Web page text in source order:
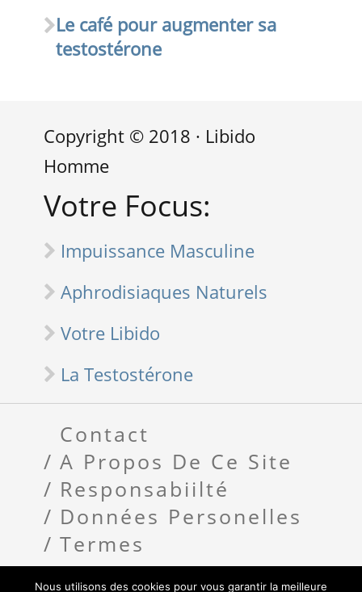
Le café pour augmenter sa
testostérone
Copyright © 2018 · Libido
Homme
Votre Focus:
Impuissance Masculine
Aphrodisiaques Naturels
Votre Libido
La Testostérone
Contact
A Propos De Ce Site
Responsabiilté
Données Personelles
Termes
Nous utilisons des cookies pour vous garantir la meilleure